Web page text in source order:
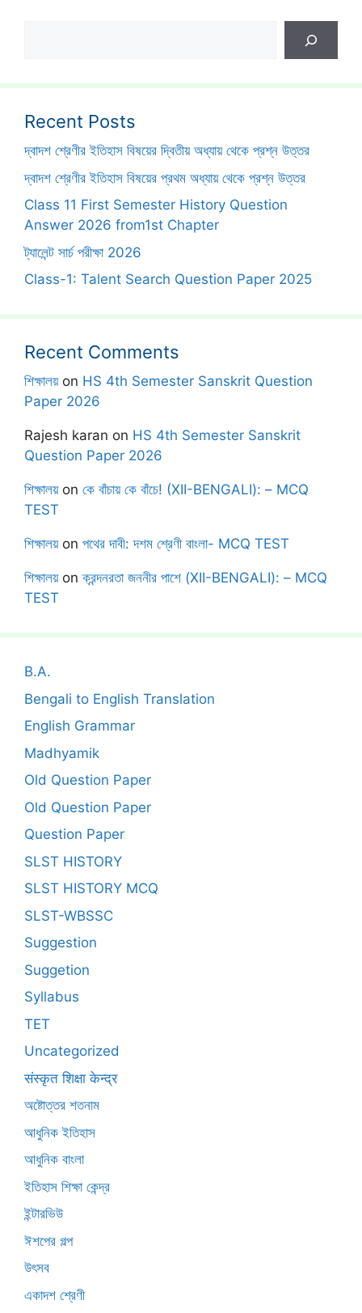
Recent Posts
দ্বাদশ শ্রেণীর ইতিহাস বিষয়ের দ্বিতীয় অধ্যায় থেকে প্রশ্ন উত্তর
দ্বাদশ শ্রেণীর ইতিহাস বিষয়ের প্রথম অধ্যায় থেকে প্রশ্ন উত্তর
Class 11 First Semester History Question
Answer 2026 from1st Chapter
ট্যালেন্ট সার্চ পরীক্ষা 2026
Class-1: Talent Search Question Paper 2025
Recent Comments
শিক্ষালয়on HS 4th Semester Sanskrit Question
Paper 2026
Rajesh karan on HS 4th Semester Sanskrit
Question Paper 2026
শিক্ষালয়on কে বাঁচায় কে বাঁচে! (XII-BENGALI): – MCQ
TEST
শিক্ষালয়on পথের দাবী: দশম শ্রেণী বাংলা- MCQ TEST
শিক্ষালয়onক্রন্দনরতা জননীর পাশে (XII-BENGALI): – MCQ
TEST
B.A.
Bengali to English Translation
English Grammar
Madhyamik
Old Question Paper
Old Question Paper
Question Paper
SLST HISTORY
SLST HISTORY MCQ
SLST-WBSSC
Suggestion
Suggetion
Syllabus
TET
Uncategorized
संस्कृत शिक्षा केन्द्र
অষ্টোত্তর শতনাম
আধুনিক ইতিহাস
আধুনিক বাংলা
ইতিহাস শিক্ষা কেন্দ্র
ইন্টারভিউ
ঈশপের গল্প
উৎসব
একাদশ শ্রেণী